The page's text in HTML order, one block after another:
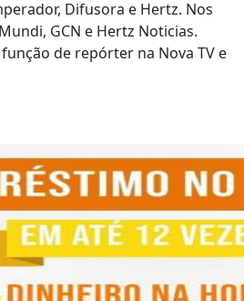
Difusora e Hertz. Nos
GCN e Hertz Noticias.
de repórter na Nova TV e